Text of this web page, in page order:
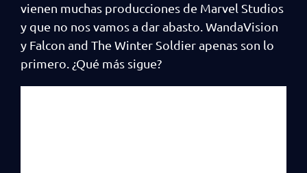
vienen muchas producciones de Marvel Studios
y que no nos vamos a dar abasto. WandaVision
y Falcon and The Winter Soldier apenas son lo
primero. ¿Qué más sigue?